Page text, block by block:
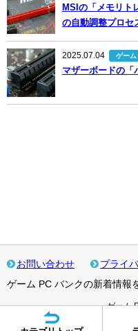
MSIの「メモリト
の自動調整プロセ
2025.07.04 ゲーム
マザーボードの「
お問い合わせ プライ
ゲーム PC バンクの新着情報
ゲーム